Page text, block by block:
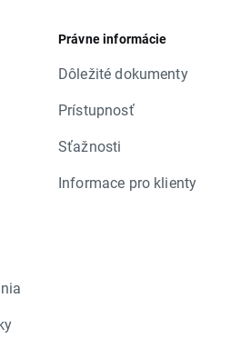
Právne informácie
Dôležité dokumenty
Prístupnosť
Sťažnosti
Informace pro klienty